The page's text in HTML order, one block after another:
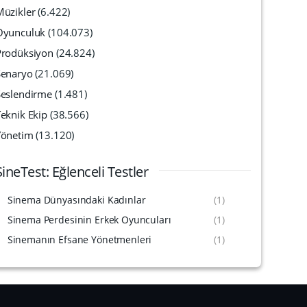
(6.422)
(104.073)
(24.824)
(21.069)
(1.481)
Ekip (38.566)
(13.120)
Eğlenceli Testler
Sinema Dünyasındaki Kadınlar
(1)
Sinema Perdesinin Erkek Oyuncuları
(1)
Sinemanın Efsane Yönetmenleri
(1)